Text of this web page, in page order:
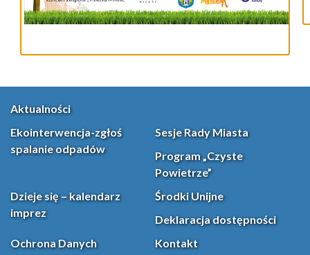
Aktualności
Ekointerwencja-zgłoś
spalanie odpadów
Sesje Rady Miasta
Program „Czyste
Powietrze”
Dzieje się – kalendarz
imprez
Środki Unijne
Deklaracja dostępności
Ochrona Danych
Kontakt